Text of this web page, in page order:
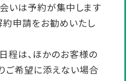
いは予約が集中します
約申請をお勧めいたし
程は、ほかのお客様の
ご希望に添えない場合